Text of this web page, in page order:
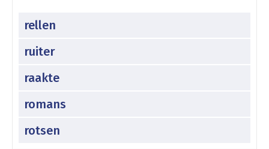
rellen
ruiter
raakte
romans
rotsen